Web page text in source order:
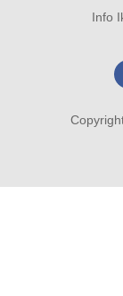
Info